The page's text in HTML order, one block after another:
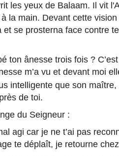
les yeux de Balaam. Il vit
la main. Devant cette
et se prosterna face contre
ton ânesse trois fois ?
m’a vu et devant moi
intelligente que son
de toi.
du Seigneur :
agi car je ne t’ai pas
te déplaît, je retourne